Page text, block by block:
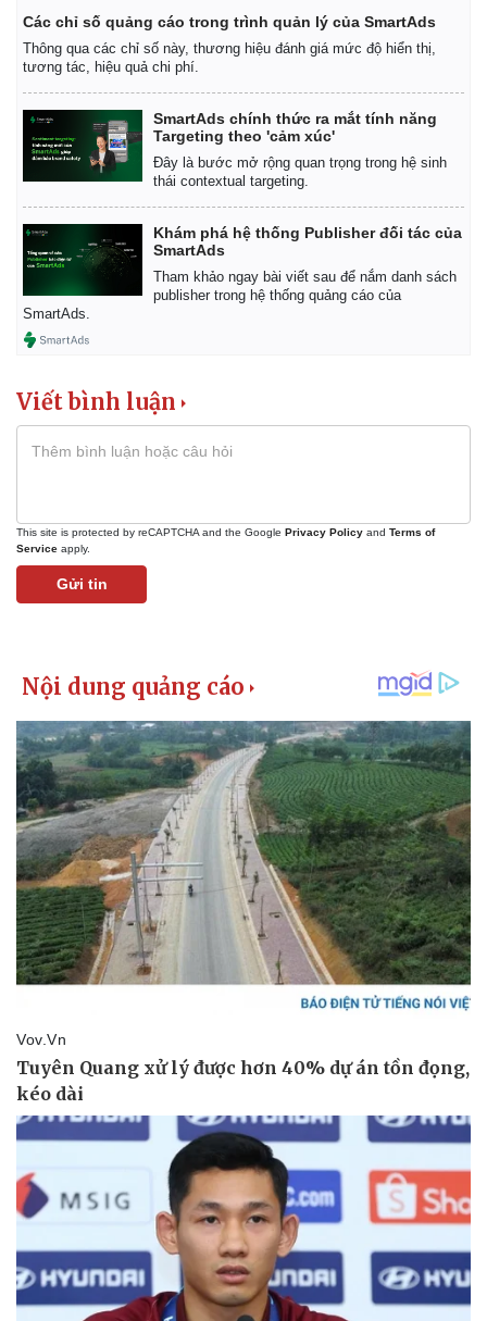
Tin nóng
Vũ khí
Việt Nam
Thể thao
Ô tô - Xe máy
Các chỉ số quảng cáo trong trình quản lý của SmartAds
Thông qua các chỉ số này, thương hiệu đánh giá mức độ hiển thị,
tương tác, hiệu quả chi phí.
SmartAds chính thức ra mắt tính năng
Targeting theo 'cảm xúc'
Đây là bước mở rộng quan trọng trong hệ sinh
thái contextual targeting.
Khám phá hệ thống Publisher đối tác của
SmartAds
Tham khảo ngay bài viết sau để nắm danh sách
publisher trong hệ thống quảng cáo của
SmartAds.
Viết bình luận
This site is protected by reCAPTCHA and the Google Privacy Policy and Terms of
Service apply.
Gửi tin